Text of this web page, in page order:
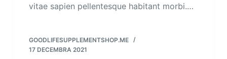
vitae sapien pellentesque habitant morbi.…
GOODLIFESUPPLEMENTSHOP.ME
17 DECEMBRA 2021